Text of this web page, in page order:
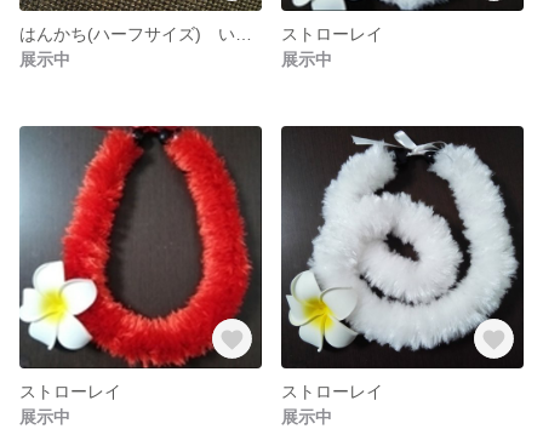
展示中
ストローレイ
展示中
ストローレイ
展示中
ストローレイ
展示中